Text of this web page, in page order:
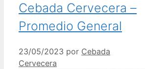
Cebada Cervecera –
Promedio General
23/05/2023 por Cebada
Cervecera